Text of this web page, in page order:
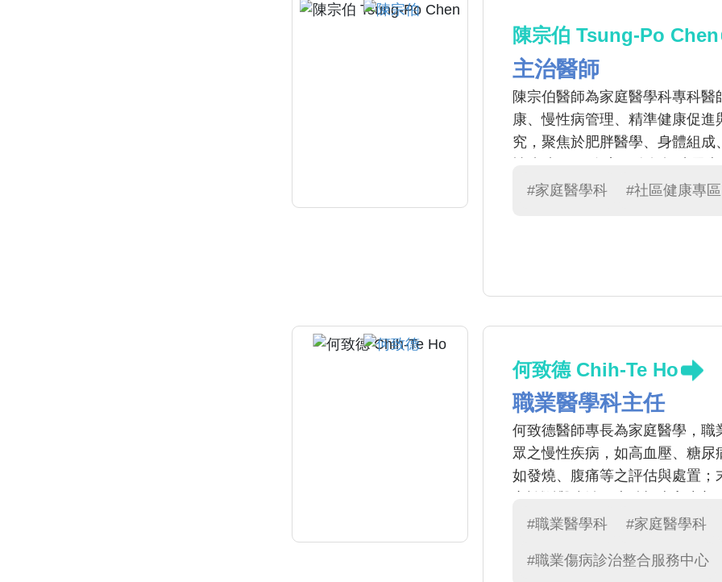
陳宗伯 Tsung-Po Chen
主治醫師
陳宗伯醫師為家庭醫學科專科
康、慢性病管理、精準健康促
究，聚焦於肥胖醫學、身體組
問題、脂肪肝整合照護、健康
#家庭醫學科 #社區健康專區
何致德 Chih-Te Ho
職業醫學科主任
何致德醫師專長為家庭醫學，
眾之慢性疾病，如高血壓、糖
如發燒、腹痛等之評估與處置
#職業醫學科
#家庭醫學科
#職業傷病診治整合服務中心